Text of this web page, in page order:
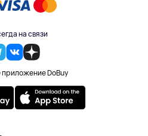
на связи
DoBuy
Все права защищены